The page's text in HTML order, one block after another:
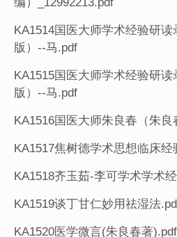
KA1514国医大师学术经验研
版）--马.pdf
KA1515国医大师学术经验研
版）--马.pdf
KA1516国医大师朱良春（朱良
KA1517焦树德学术思想临床
KA1518齐玉茹-李可学术学术
KA1519谈丁甘仁妙用祛湿法
KA1520医学微言(朱良春著).pdf